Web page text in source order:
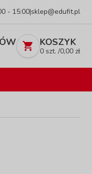
- 15:00|sklep@edufit.pl
KOSZYK
0 szt. /0,00 zł